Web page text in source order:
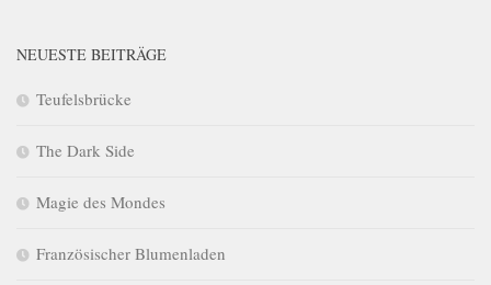
NEUESTE BEITRÄGE
Teufelsbrücke
The Dark Side
Magie des Mondes
Französischer Blumenladen